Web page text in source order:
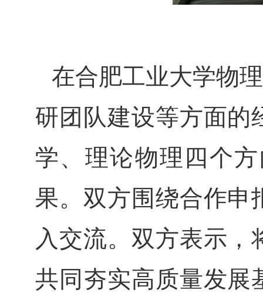
在合肥工业大学物
研团队建设等方面的
学、理论物理四个
果。双方围绕合作申
入交流。双方表示
共同夯实高质量发展